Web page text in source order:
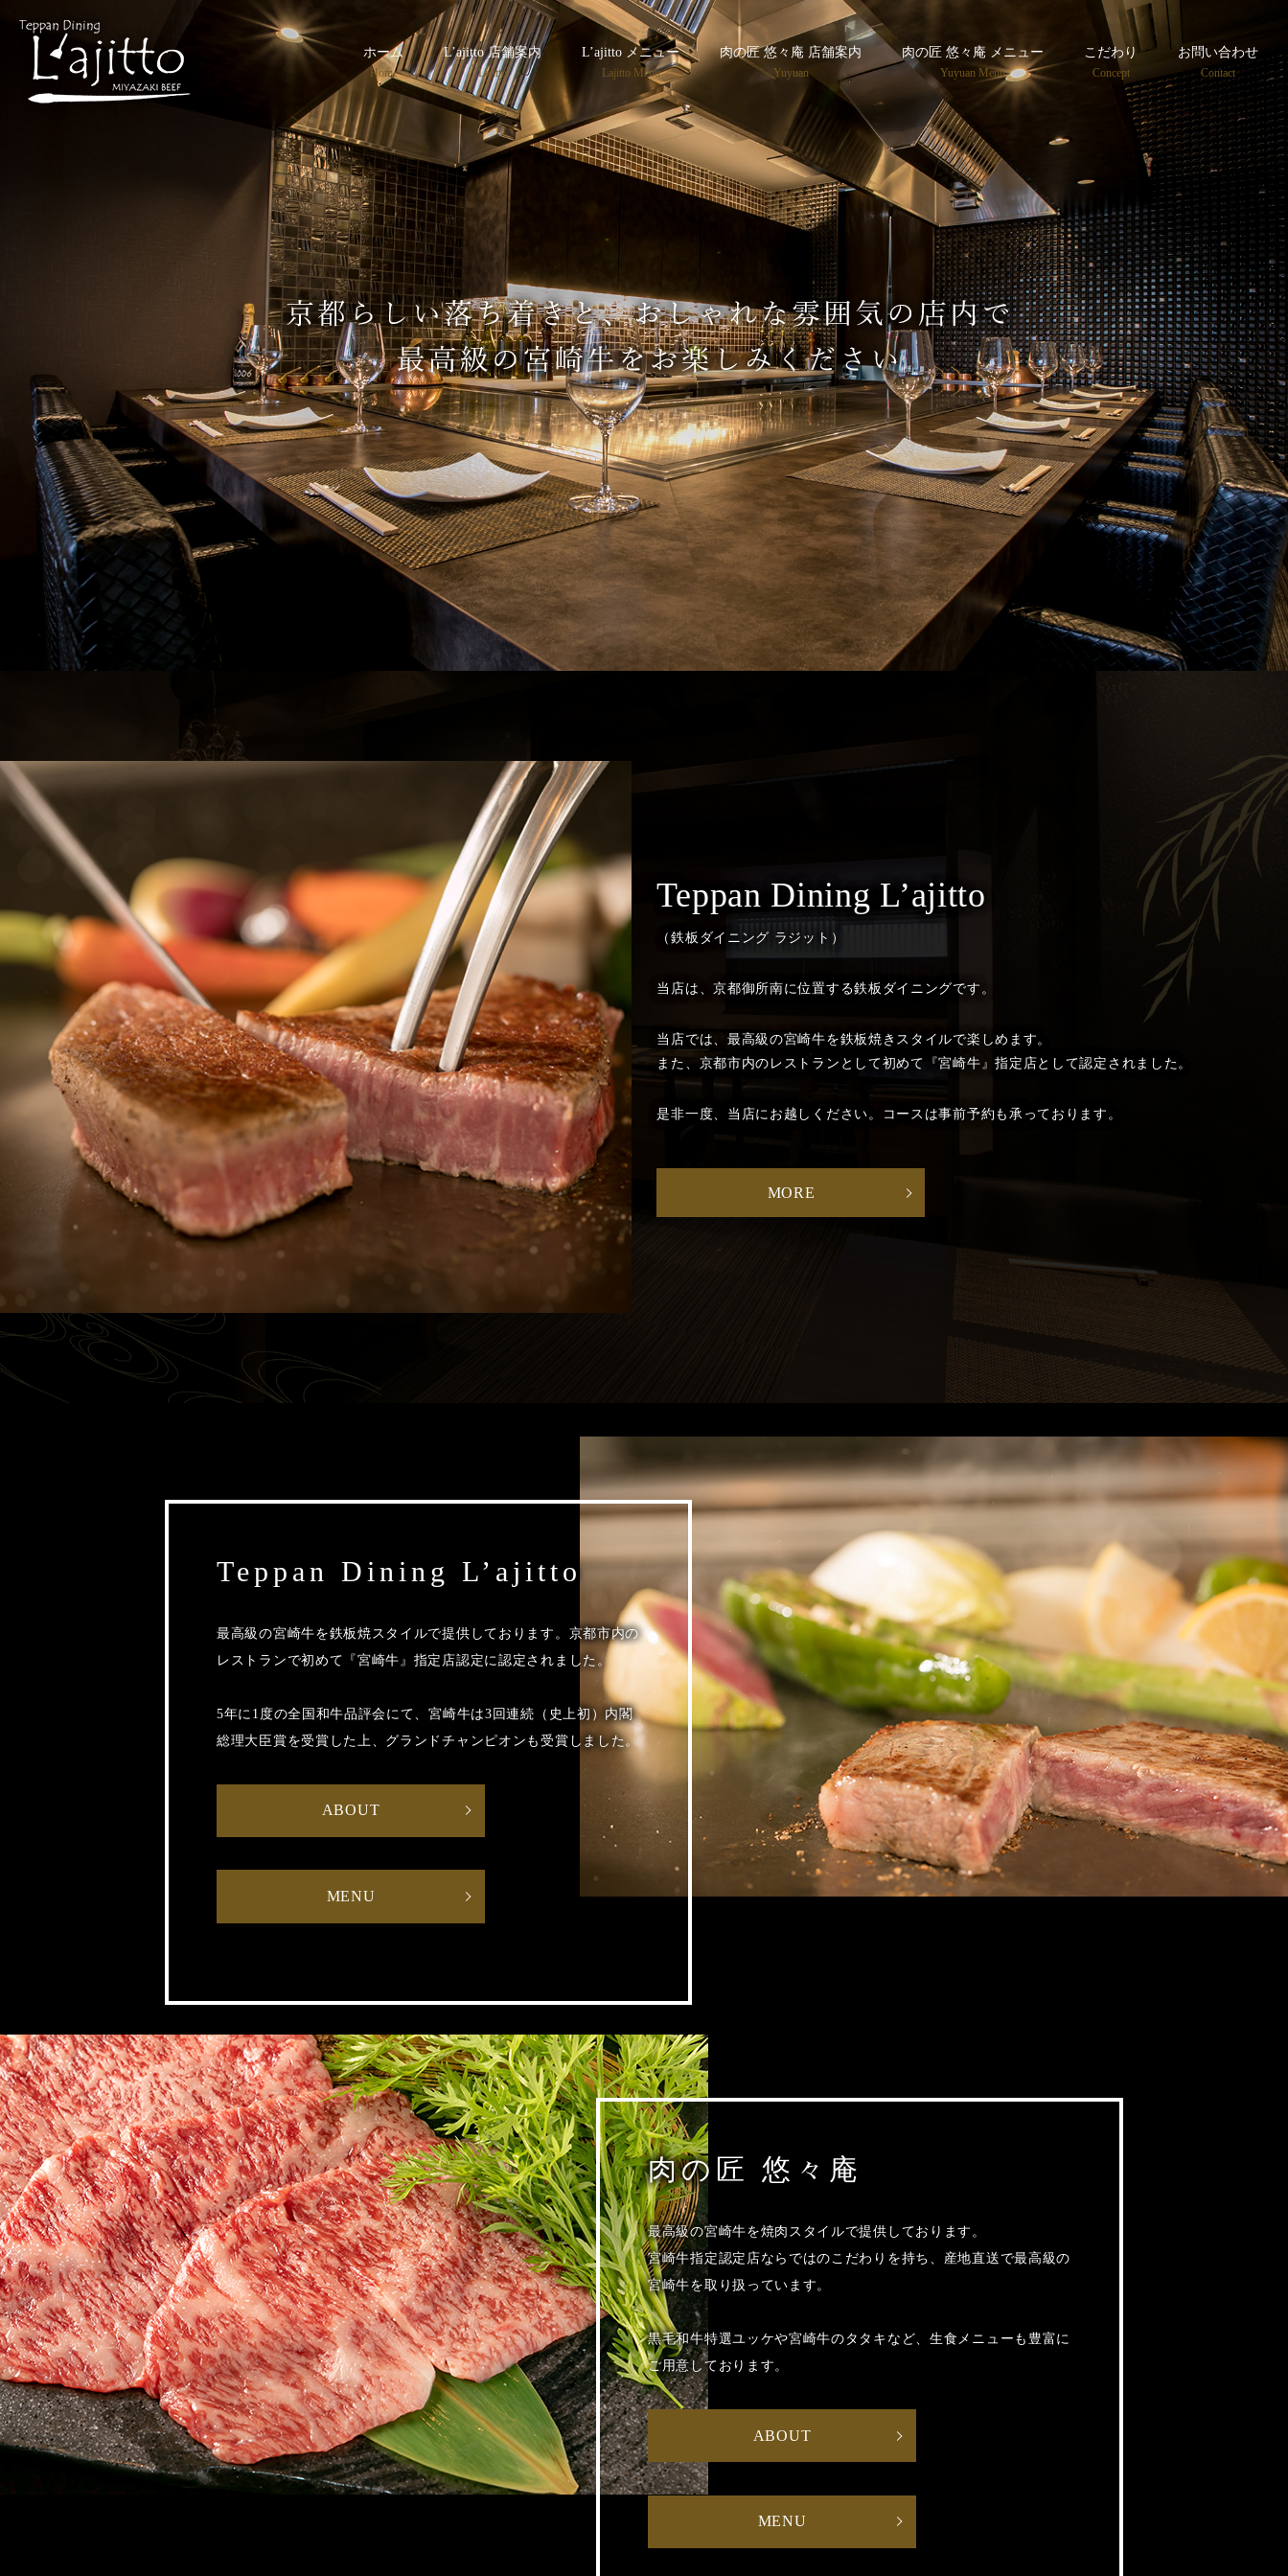
ホーム
Home
L’ajitto 店舗案内
Lajitto
L’ajitto メニュー
Lajitto Menu
肉の匠 悠々庵 店舗案内
Yuyuan
肉の匠 悠々庵 メニュー
Yuyuan Menu
こだわり
Concept
お問い合わせ
Contact
Teppan Dining L’ajitto
（鉄板ダイニング ラジット）
当店は、京都御所南に位置する鉄板ダイニングです。
当店では、最高級の宮崎牛を鉄板焼きスタイルで楽しめます。
また、京都市内のレストランとして初めて『宮崎牛』指定店として認定されました。
是非一度、当店にお越しください。コースは事前予約も承っております。
MORE
Teppan Dining L’ajitto
最高級の宮崎牛を鉄板焼スタイルで提供しております。京都市内の
レストランで初めて『宮崎牛』指定店認定に認定されました。
5年に1度の全国和牛品評会にて、宮崎牛は3回連続（史上初）内閣
総理大臣賞を受賞した上、グランドチャンピオンも受賞しました。
ABOUT
MENU
肉の匠 悠々庵
最高級の宮崎牛を焼肉スタイルで提供しております。
宮崎牛指定認定店ならではのこだわりを持ち、産地直送で最高級の
宮崎牛を取り扱っています。
黒毛和牛特選ユッケや宮崎牛のタタキなど、生食メニューも豊富に
ご用意しております。
ABOUT
MENU